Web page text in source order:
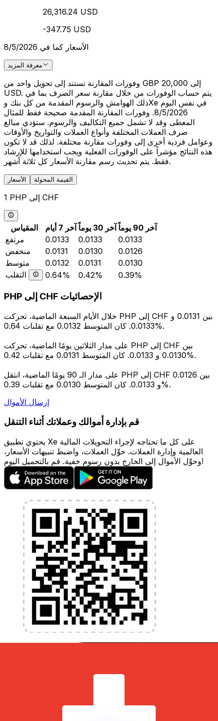
26,316.24 USD
-347.75 USD
الأسعار كما في 8/5/2026
معرفة المزيد
وفورات المقارنة تستند إلى تحويل واحد من GBP 20,000 إلى
USD. يتم حساب الوفورات من خلال مقارنة سعر الصرف بما في
ذلك الهوامش والرسوم المقدمة من كل بنك وXe في نفس اليوم
8/5/2026. وفورات المقارنة المقدمة صحيحة فقط للمثال
المعطى وقد لا تشمل جميع التكاليف والرسوم. ستؤدي مبالغ
صرف العملات المختلفة وأنواع العملات والتواريخ والأوقات
وعوامل فردية أخرى إلى وفورات مقارنة مختلفة. لذلك قد لا تكون
هذه النتائج مؤشراً على الوفورات الفعلية ويجب استخدامها للإرشاد
فقط. يتم تحديث رسم مقارنة الأسعار كل ثلاثة أشهر.
الأسعار القيمة المحولة
1 PHP إلى CHF
المقياس آخر 7 أيام آخر 30 يوماً
آخر 90 يوماً
مرتفع
0.0133 0.0133
0.0133
منخفض
0.0131 0.0130
0.0126
متوسط
0.0132 0.0131
0.0130
التقلب
0.64% 0.42% 0.39%
PHP إلى CHF الإحصائيات
خلال الأيام السبعة الماضية، تحركت PHP إلى CHF بين 0.0131 و
0.0133. كان المتوسط 0.0132 مع تقلبات 0.64%.
على مدار الثلاثين يومًا الماضية، تحركت PHP إلى CHF بين
0.0130 و 0.0133. كان المتوسط 0.0131 مع تقلبات 0.42%.
على مدار الـ 90 يومًا الماضية، انتقل PHP إلى CHF بين 0.0126
و 0.0133. كان المتوسط 0.0130 مع تقلبات 0.39%.
إرسال الأموال
قم بإدارة أموالك وعملاتك أثناء التنقل
يحتوي تطبيق Xe على كل ما تحتاجه لإجراء التحويلات المالية
العالمية وإدارة العملات. حوِّل العملات، واضبط تنبيهات الأسعار،
وحوِّل الأموال إلى الخارج بدون رسوم خفية. قم بالتحميل اليوم!